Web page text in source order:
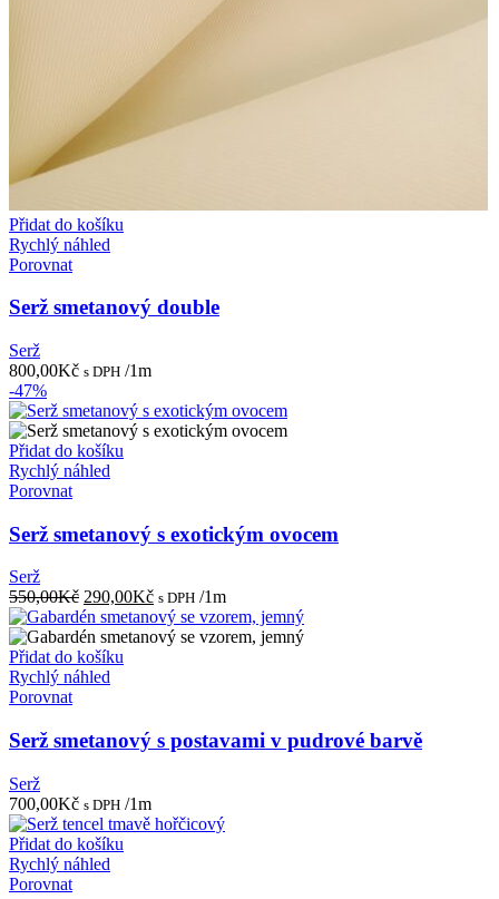
Přidat do košíku
Rychlý náhled
Porovnat
Serž smetanový double
Serž
800,00Kč s DPH /1m
-47%
Přidat do košíku
Rychlý náhled
Porovnat
Serž smetanový s exotickým ovocem
Serž
550,00Kč Původní
cena
byla:
550,00Kč.
290,00KčAktuální
cena
je:
s DPH /1m
Přidat do košíku
Rychlý náhled
Porovnat
Serž smetanový s postavami v pudrové barvě
Serž
700,00Kč s DPH /1m
Přidat do košíku
Rychlý náhled
Porovnat